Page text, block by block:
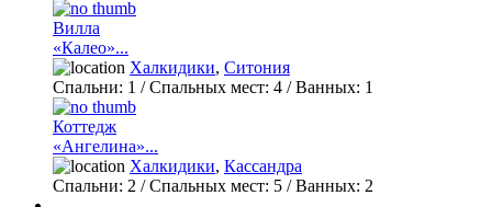
Вилла
«Калео»...
Халкидики, Ситония
Спальни: 1 / Спальных мест: 4 /Ванных: 1
Коттедж
«Ангелина»...
Халкидики, Кассандра
Спальни: 2 / Спальных мест: 5 /Ванных: 2